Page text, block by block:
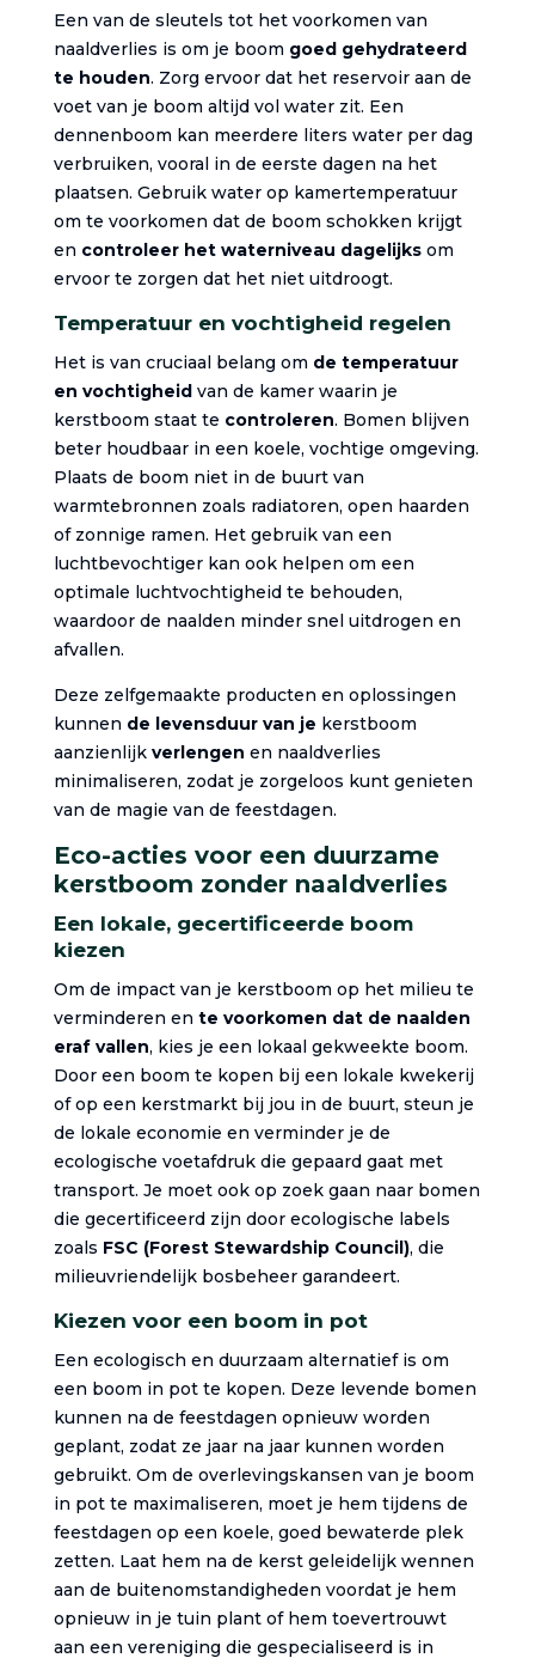
Een van de sleutels tot het voorkomen van
naaldverlies is om je boom goed gehydrateerd
te houden. Zorg ervoor dat het reservoir aan de
voet van je boom altijd vol water zit. Een
dennenboom kan meerdere liters water per dag
verbruiken, vooral in de eerste dagen na het
plaatsen. Gebruik water op kamertemperatuur
om te voorkomen dat de boom schokken krijgt
en controleer het waterniveau dagelijksom
ervoor te zorgen dat het niet uitdroogt.
Temperatuur en vochtigheid regelen
Het is van cruciaal belang om de temperatuur
en vochtigheid van de kamer waarin je
kerstboom staat te controleren. Bomen blijven
beter houdbaar in een koele, vochtige omgeving.
Plaats de boom niet in de buurt van
warmtebronnen zoals radiatoren, open haarden
of zonnige ramen. Het gebruik van een
luchtbevochtiger kan ook helpen om een
optimale luchtvochtigheid te behouden,
waardoor de naalden minder snel uitdrogen en
afvallen.
Deze zelfgemaakte producten en oplossingen
kunnen de levensduur van je kerstboom
aanzienlijk verlengen en naaldverlies
minimaliseren, zodat je zorgeloos kunt genieten
van de magie van de feestdagen.
Eco-acties voor een duurzame
kerstboom zonder naaldverlies
Een lokale, gecertificeerde boom
kiezen
Om de impact van je kerstboom op het milieu te
verminderen en te voorkomen dat de naalden
eraf vallen, kies je een lokaal gekweekte boom.
Door een boom te kopen bij een lokale kwekerij
of op een kerstmarkt bij jou in de buurt, steun je
de lokale economie en verminder je de
ecologische voetafdruk die gepaard gaat met
transport. Je moet ook op zoek gaan naar bomen
die gecertificeerd zijn door ecologische labels
zoals FSC (Forest Stewardship Council), die
milieuvriendelijk bosbeheer garandeert.
Kiezen voor een boom in pot
Een ecologisch en duurzaam alternatief is om
een boom in pot te kopen. Deze levende bomen
kunnen na de feestdagen opnieuw worden
geplant, zodat ze jaar na jaar kunnen worden
gebruikt. Om de overlevingskansen van je boom
in pot te maximaliseren, moet je hem tijdens de
feestdagen op een koele, goed bewaterde plek
zetten. Laat hem na de kerst geleidelijk wennen
aan de buitenomstandigheden voordat je hem
opnieuw in je tuin plant of hem toevertrouwt
aan een vereniging die gespecialiseerd is in